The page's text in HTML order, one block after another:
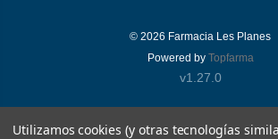
© 2026 Farmacia Les Planes
Powered by Topfarma
v1.27.0
Utilizamos cookies (y otras tecnologías